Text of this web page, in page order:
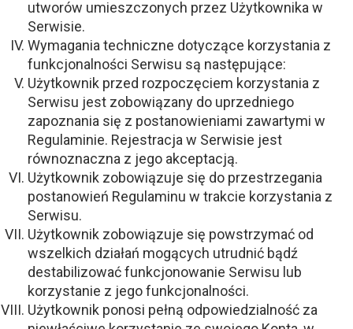
utworów umieszczonych przez Użytkownika w
Serwisie.
Wymagania techniczne dotyczące korzystania z
funkcjonalności Serwisu są następujące:
Użytkownik przed rozpoczęciem korzystania z
Serwisu jest zobowiązany do uprzedniego
zapoznania się z postanowieniami zawartymi w
Regulaminie. Rejestracja w Serwisie jest
równoznaczna z jego akceptacją.
Użytkownik zobowiązuje się do przestrzegania
postanowień Regulaminu w trakcie korzystania z
Serwisu.
Użytkownik zobowiązuje się powstrzymać od
wszelkich działań mogących utrudnić bądź
destabilizować funkcjonowanie Serwisu lub
korzystanie z jego funkcjonalności.
Użytkownik ponosi pełną odpowiedzialność za